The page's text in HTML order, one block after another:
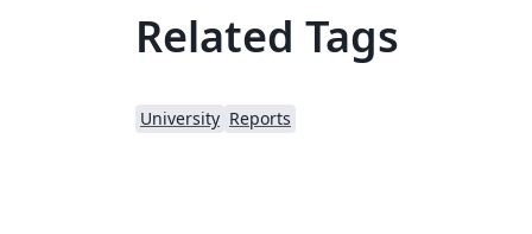
Related Tags
University Reports